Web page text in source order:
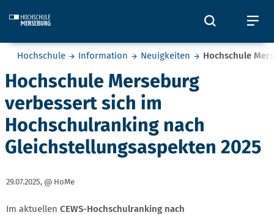
Öffnet
Sie befinden sich hier:
Hochschule Information Neuigkeiten Hochschule
Hochschule Merseburg
verbessert sich im
Hochschulranking nach
Gleichstellungsaspekten 2025
29.07.2025, @ HoMe
Im aktuellen CEWS-Hochschulranking nach